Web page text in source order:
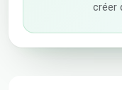
créer